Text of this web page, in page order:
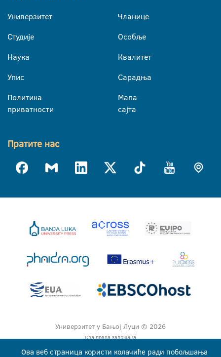
Универзитет
Студије
Наука
Упис
Политика
приватности
Чланице
Особље
Квалитет
Сарадња
Мапа
сајта
Пратите нас
Универзитет у Бањој Луци © 2026
Сва права задржана
Ова веб страница користи колачиће ради побољшања